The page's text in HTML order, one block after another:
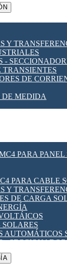
Y
-
TRANSIENTES
DE
DE MEDIDA
PARA PANEL
PARA CABLE
Y
DE CARGA
AUTOMÁTICOS
-